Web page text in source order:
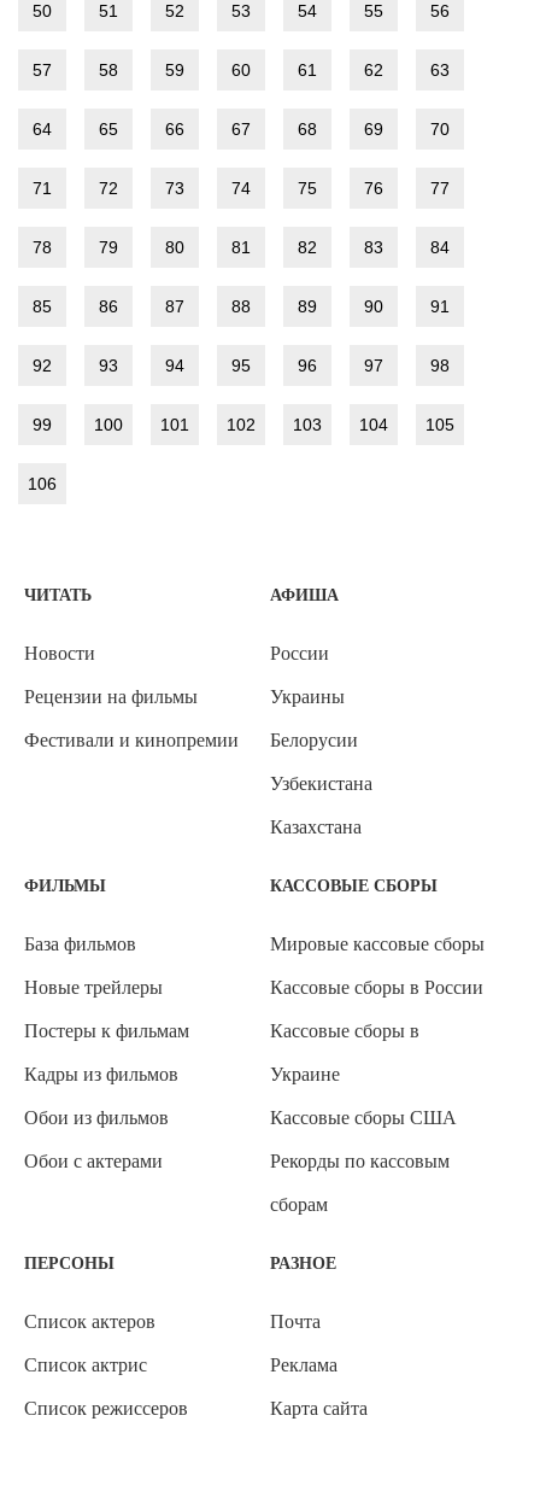
50 51 52 53 54 55 56
57 58 59 60 61 62 63
64 65 66 67 68 69 70
71 72 73 74 75 76 77
78 79 80 81 82 83 84
85 86 87 88 89 90 91
92 93 94 95 96 97 98
99 100 101 102 103 104 105
106
ЧИТАТЬ
Новости
Рецензии на фильмы
Фестивали и кинопремии
АФИША
России
Украины
Белорусии
Узбекистана
Казахстана
ФИЛЬМЫ
База фильмов
Новые трейлеры
Постеры к фильмам
Кадры из фильмов
Обои из фильмов
Обои с актерами
КАССОВЫЕ СБОРЫ
Мировые кассовые сборы
Кассовые сборы в России
Кассовые сборы в
Украине
Кассовые сборы США
Рекорды по кассовым
сборам
ПЕРСОНЫ
Список актеров
Список актрис
Список режиссеров
РАЗНОЕ
Почта
Реклама
Карта сайта